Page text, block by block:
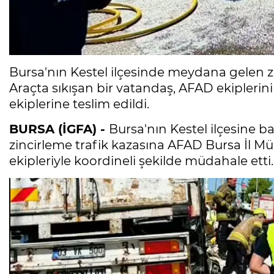
Bursa'nın Kestel ilçesinde meydana gelen
Araçta sıkışan bir vatandaş, AFAD
ekiplerine teslim edildi.
BURSA (İGFA) - Bursa'nın Kestel ilçesine
zincirleme trafik kazasına AFAD Bursa İl
ekipleriyle koordineli şekilde müdahale etti.